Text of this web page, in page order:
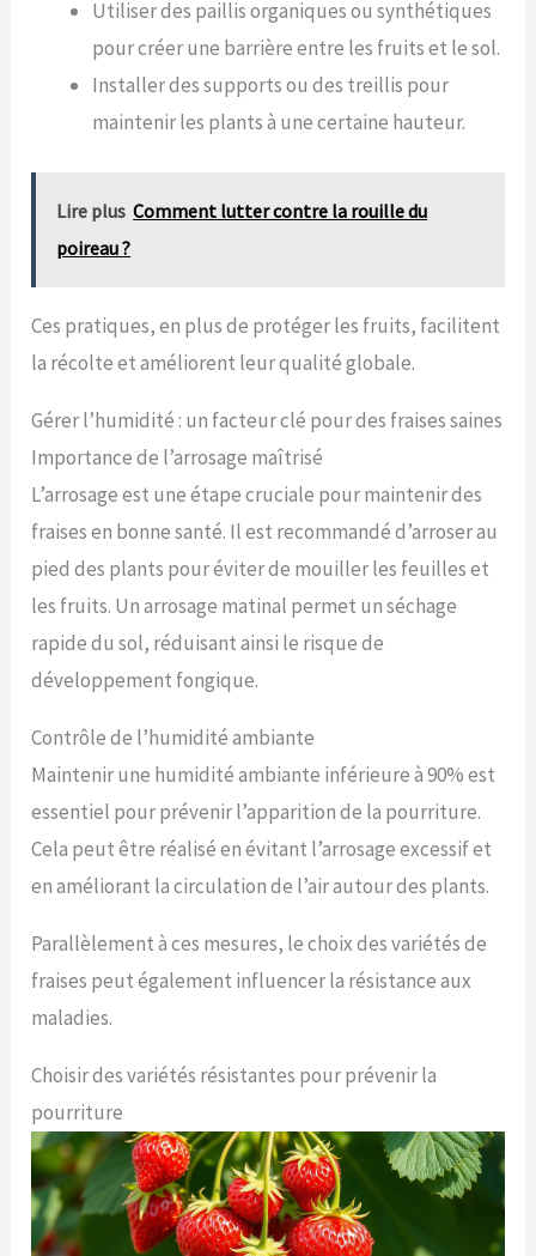
Utiliser des paillis organiques ou synthétiques
pour créer une barrière entre les fruits et le sol.
Installer des supports ou des treillis pour
maintenir les plants à une certaine hauteur.
Lire plus Comment lutter contre la rouille du
poireau ?
Ces pratiques, en plus de protéger les fruits, facilitent
la récolte et améliorent leur qualité globale.
Gérer l’humidité : un facteur clé pour des fraises saines
Importance de l’arrosage maîtrisé
L’arrosage est une étape cruciale pour maintenir des
fraises en bonne santé. Il est recommandé d’arroser au
pied des plants pour éviter de mouiller les feuilles et
les fruits. Un arrosage matinal permet un séchage
rapide du sol, réduisant ainsi le risque de
développement fongique.
Contrôle de l’humidité ambiante
Maintenir une humidité ambiante inférieure à 90% est
essentiel pour prévenir l’apparition de la pourriture.
Cela peut être réalisé en évitant l’arrosage excessif et
en améliorant la circulation de l’air autour des plants.
Parallèlement à ces mesures, le choix des variétés de
fraises peut également influencer la résistance aux
maladies.
Choisir des variétés résistantes pour prévenir la
pourriture